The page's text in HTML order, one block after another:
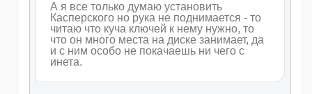
А я все только думаю установить
Касперского но рука не поднимается - то
читаю что куча ключей к нему нужно, то
что он много места на диске занимает, да
и с ним особо не покачаешь ни чего с
инета.